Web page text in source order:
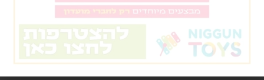
למה לבחור דווקא ב־2 פאזלים
בקופסא – מטוסי על?